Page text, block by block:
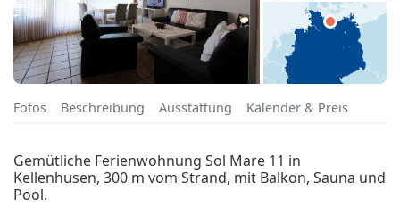
Fotos Beschreibung Ausstattung Kalender & Preis
Gemütliche Ferienwohnung Sol Mare 11 in
Kellenhusen, 300 m vom Strand, mit Balkon, Sauna und
Pool.